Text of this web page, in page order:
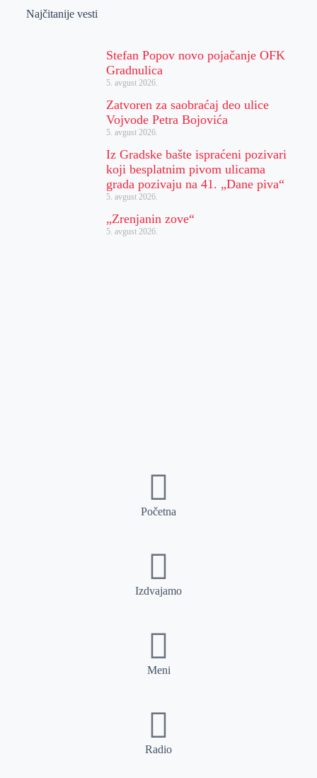
Najčitanije vesti
Stefan Popov novo pojačanje OFK
Gradnulica
5. avgust 2026.
Zatvoren za saobraćaj deo ulice
Vojvode Petra Bojovića
5. avgust 2026.
Iz Gradske bašte ispraćeni pozivari
koji besplatnim pivom ulicama
grada pozivaju na 41. „Dane piva“
5. avgust 2026.
„Zrenjanin zove“
5. avgust 2026.
Početna
Izdvajamo
Meni
Radio